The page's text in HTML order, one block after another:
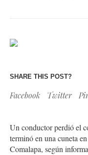
SHARE THIS POST?
Facebook Twitter
Un conductor perdió el
terminó en una cuneta
Comalapa, según